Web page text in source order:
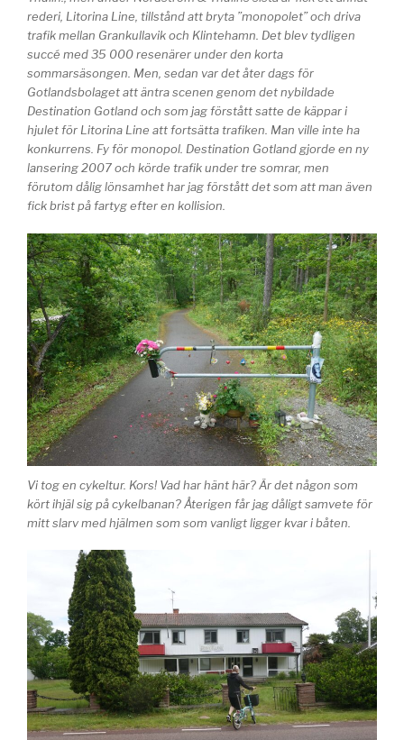
rederi, Litorina Line, tillstånd att bryta ”monopolet” och driva
trafik mellan Grankullavik och Klintehamn. Det blev tydligen
succé med 35 000 resenärer under den korta
sommarsäsongen. Men, sedan var det åter dags för
Gotlandsbolaget att äntra scenen genom det nybildade
Destination Gotland och som jag förstått satte de käppar i
hjulet för Litorina Line att fortsätta trafiken. Man ville inte ha
konkurrens. Fy för monopol. Destination Gotland gjorde en ny
lansering 2007 och körde trafik under tre somrar, men
förutom dålig lönsamhet har jag förstått det som att man även
fick brist på fartyg efter en kollision.
Vi tog en cykeltur. Kors! Vad har hänt här? Är det någon som
kört ihjäl sig på cykelbanan? Återigen får jag dåligt samvete för
mitt slarv med hjälmen som som vanligt ligger kvar i båten.